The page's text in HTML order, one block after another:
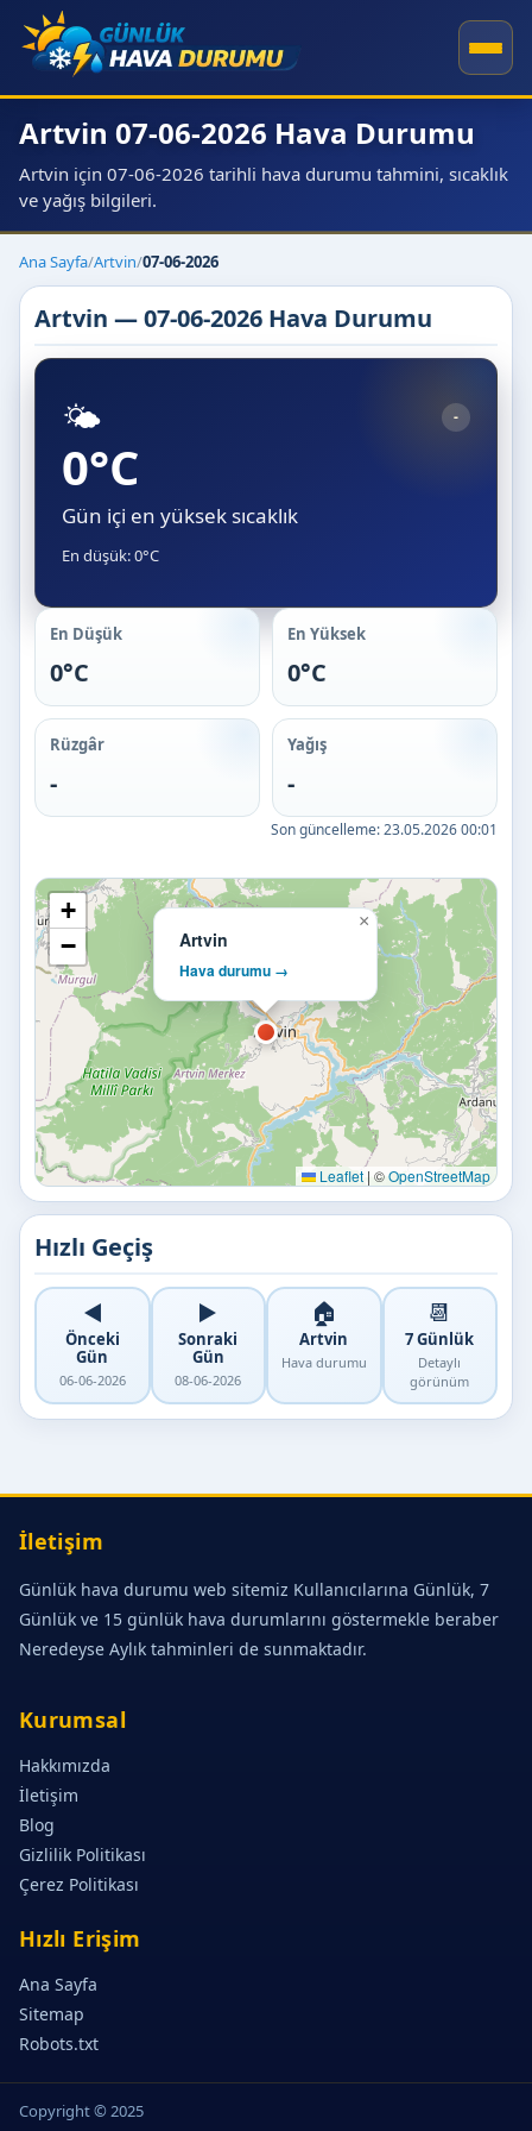
Artvin 07-06-2026 Hava Durumu
Artvin için 07-06-2026 tarihli hava durumu tahmini, sıcaklık
ve yağış bilgileri.
Ana Sayfa/Artvin/07-06-2026
Artvin — 07-06-2026 Hava Durumu
🌤️ -
0°C
Gün içi en yüksek sıcaklık
En düşük: 0°C
En Düşük
0°C
En Yüksek
0°C
Rüzgâr
-
Yağış
-
Son güncelleme:23.05.2026 00:01
Artvin
Hava durumu →
×
+
−
Leaflet | ©OpenStreetMap
Hızlı Geçiş
◀️
Önceki
Gün
06-06-2026
▶️
Sonraki
Gün
08-06-2026
🏠
Artvin
Hava durumu
📆
7 Günlük
Detaylı
görünüm
İletişim
Günlük hava durumu web sitemiz Kullanıcılarına Günlük, 7
Günlük ve 15 günlük hava durumlarını göstermekle beraber
Neredeyse Aylık tahminleri de sunmaktadır.
Kurumsal
Hakkımızda
İletişim
Blog
Gizlilik Politikası
Çerez Politikası
Hızlı Erişim
Ana Sayfa
Sitemap
Robots.txt
Copyright © 2025